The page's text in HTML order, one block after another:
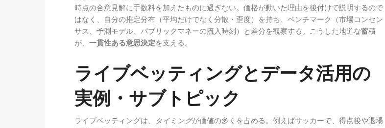
時点の合意見解に手数料を加えたものに過ぎない。価格が動いた理由を後付けで説明するので
はなく、自分の推定分布（平均だけでなく分散・歪度）を持ち、ベンチマーク（市場コンセン
サス、予測モデル、パブリックマネーの流入時刻）と差分を観察する。こうした地道な蓄積
が、 一貫性ある意思決定を支える。
ライブベッティングとデータ活用の
実例・サブトピック
ライブベッティングは、 タイミングが価値の多くを占める。例えばサッカーで、得点後や退場